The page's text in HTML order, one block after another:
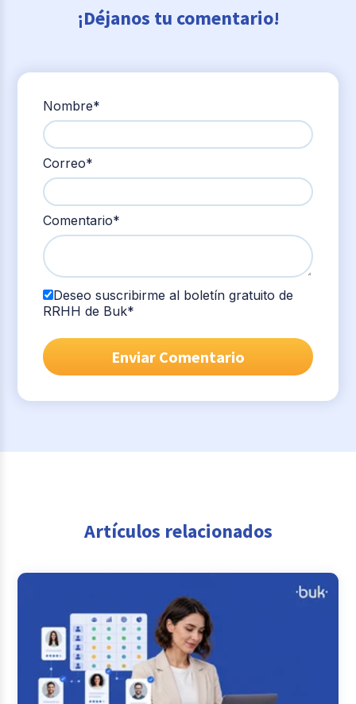
¡Déjanos tu comentario!
Nombre*
Correo*
Comentario*
Deseo suscribirme al boletín gratuito de
RRHH de Buk*
Artículos relacionados